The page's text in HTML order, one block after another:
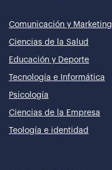
Comunicación y Marketing
Ciencias de la Salud
Educación y Deporte
Tecnología e Informática
Psicología
Ciencias de la Empresa
Teología e identidad